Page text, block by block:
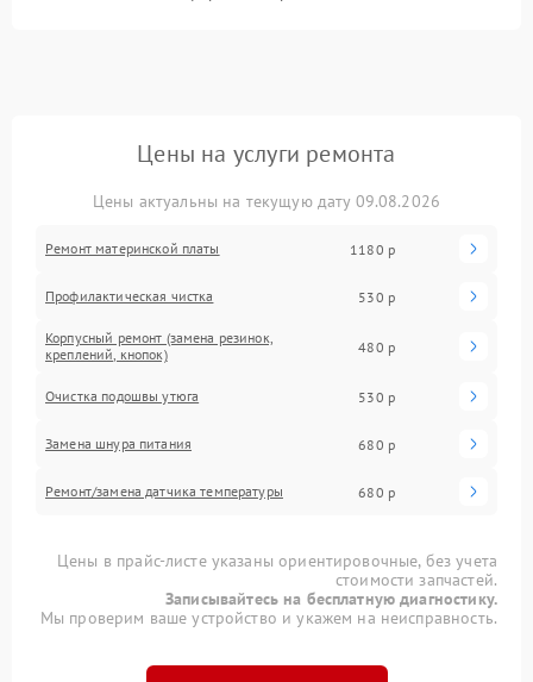
Цены на услуги ремонта
Цены актуальны на текущую дату 09.08.2026
Ремонт материнской платы 1180 р
Профилактическая чистка 530 р
Корпусный ремонт (замена резинок,
креплений, кнопок)
480 р
Очистка подошвы утюга 530 р
Замена шнура питания 680 р
Ремонт/замена датчика температуры 680 р
Цены в прайс-листе указаны ориентировочные, без учета
стоимости запчастей.
Записывайтесь на бесплатную диагностику.
Мы проверим ваше устройство и укажем на неисправность.